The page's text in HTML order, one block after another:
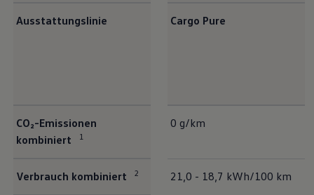
Ausstattungslinie Cargo Pure
CO₂-Emissionen
kombiniert
1
0 g/km
Verbrauch kombiniert 2 21,0 - 18,7 kWh/100 km